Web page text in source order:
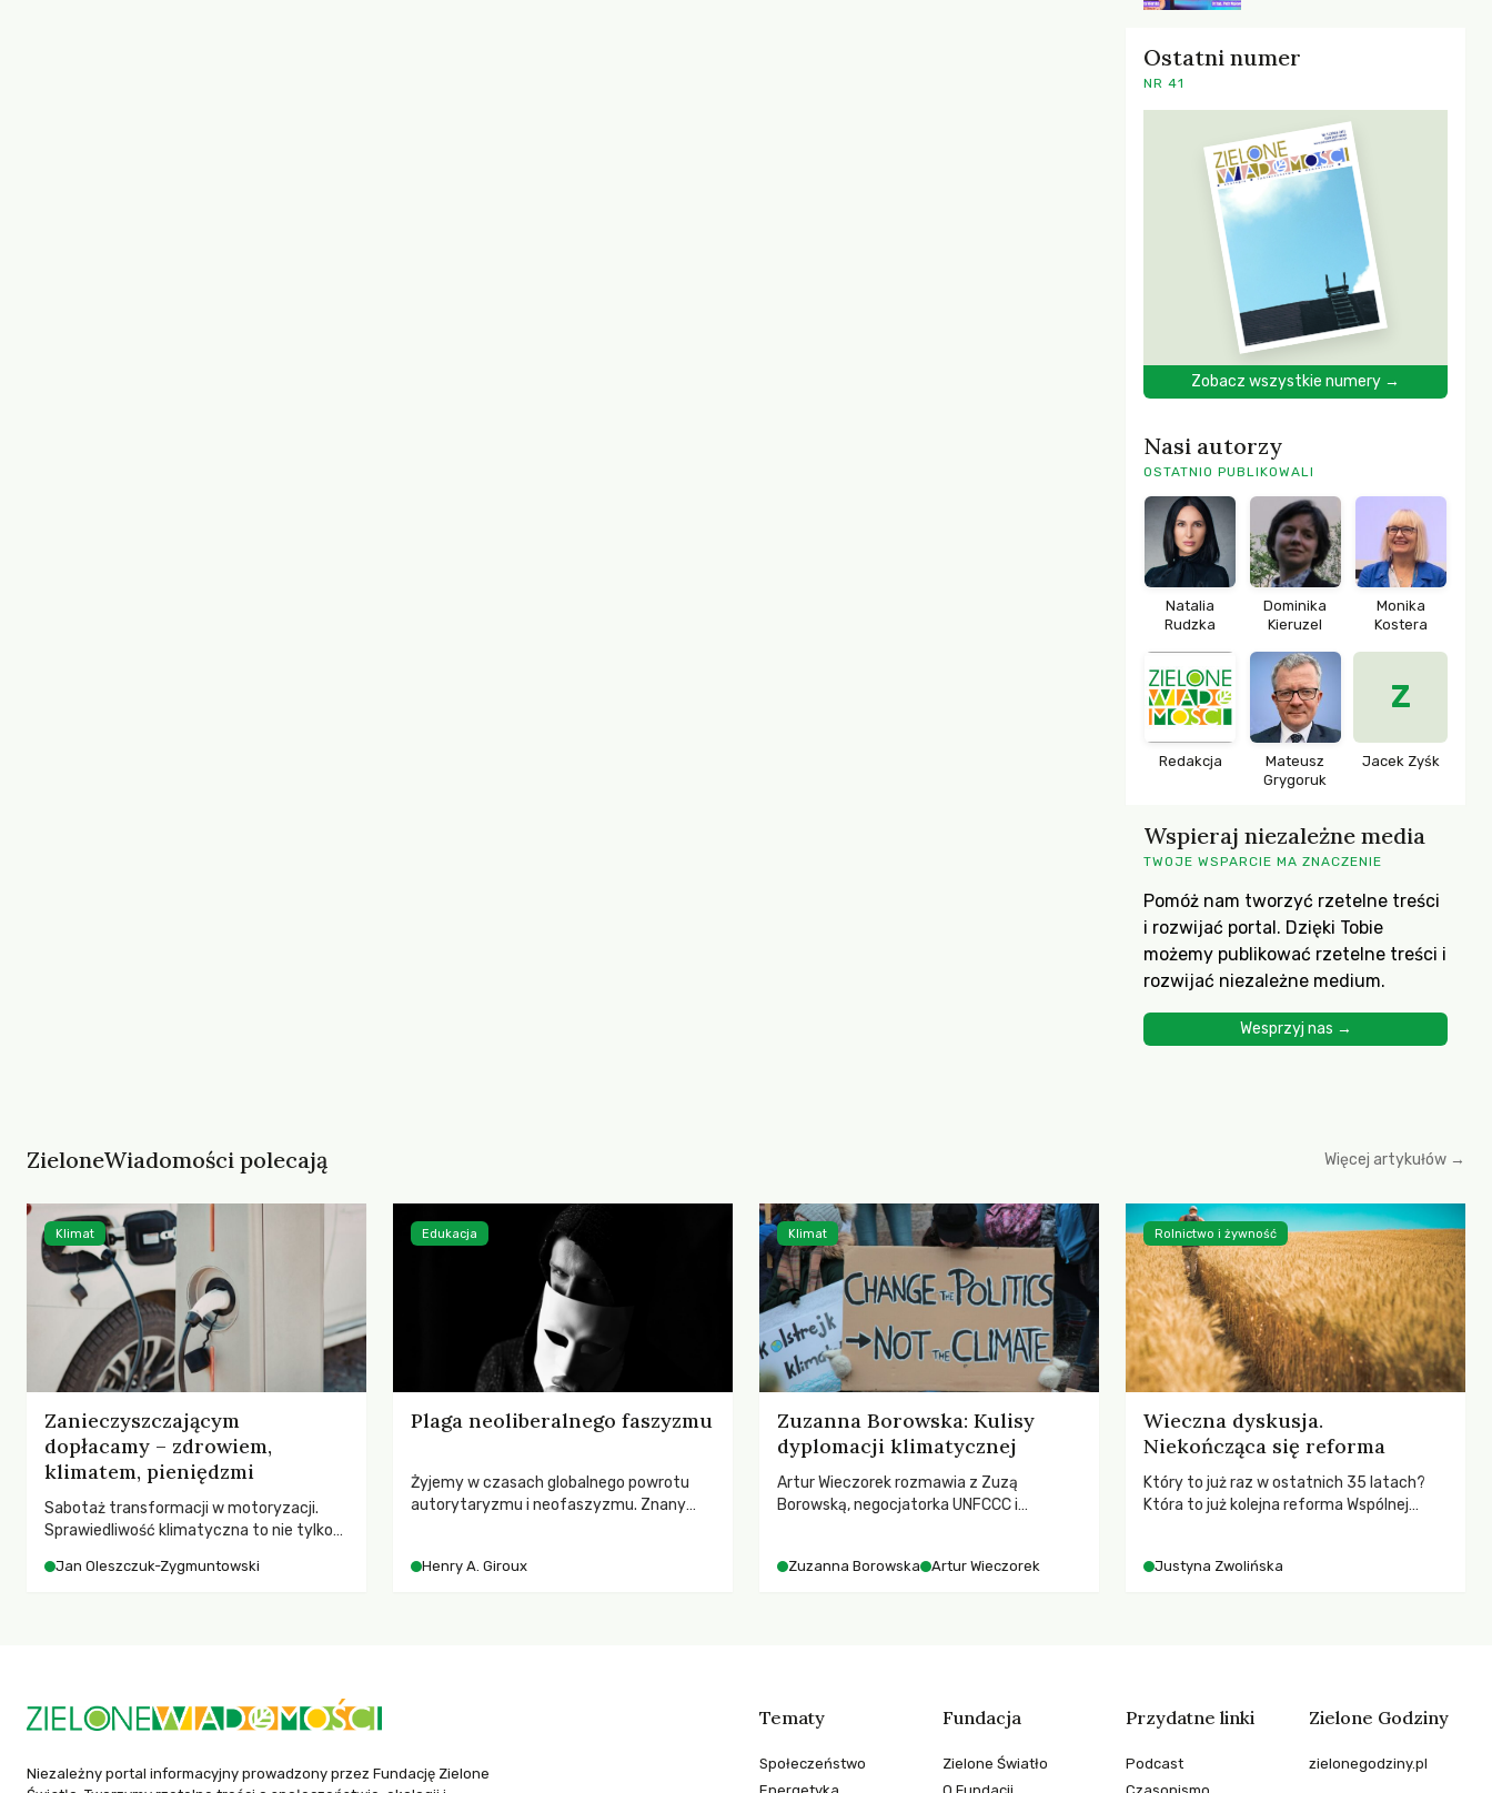
Ostatni numer
NR 41
Zobacz wszystkie numery →
Nasi autorzy
OSTATNIO PUBLIKOWALI
Natalia
Rudzka
Dominika
Kieruzel
Monika
Kostera
Redakcja
Mateusz
Grygoruk
Z
Jacek Zyśk
Wspieraj niezależne media
TWOJE WSPARCIE MA ZNACZENIE
Pomóż nam tworzyć rzetelne treści
i rozwijać portal. Dzięki Tobie
możemy publikować rzetelne treści i
rozwijać niezależne medium.
Wesprzyj nas →
ZieloneWiadomości polecają Więcej artykułów →
Zanieczyszczającym
dopłacamy – zdrowiem,
klimatem, pieniędzmi
Sabotaż transformacji w motoryzacji.
Sprawiedliwość klimatyczna to nie tylko
ponosi konsekwencje globalnego
Jan Oleszczuk-Zygmuntowski
Klimat
Plaga neoliberalnego faszyzmu
Żyjemy w czasach globalnego powrotu
autorytaryzmu i neofaszyzmu. Znany
społeczeństwo. Czy współczesne
Henry A. Giroux
Edukacja
Zuzanna Borowska: Kulisy
dyplomacji klimatycznej
Artur Wieczorek rozmawia z Zuzą
Borowską, negocjatorka UNFCCC i
ruchach klimatycznych
Zuzanna Borowska Artur Wieczorek
Klimat
Wieczna dyskusja.
Niekończąca się reforma
Który to już raz w ostatnich 35 latach?
Która to już kolejna reforma Wspólnej
społeczne?
Justyna Zwolińska
Rolnictwo i żywność
Niezależny portal informacyjny prowadzony przez Fundację Zielone
Tematy
Społeczeństwo
Fundacja
Zielone Światło
Przydatne linki
Podcast
Zielone Godziny
zielonegodziny.pl